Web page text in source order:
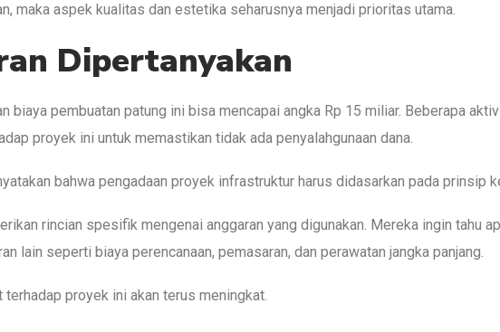
maka aspek kualitas dan estetika seharusnya menjadi prioritas utama.
Dipertanyakan
biaya pembuatan patung ini bisa mencapai angka Rp 15 miliar. Beberapa
proyek ini untuk memastikan tidak ada penyalahgunaan dana.
bahwa pengadaan proyek infrastruktur harus didasarkan pada prinsip
rincian spesifik mengenai anggaran yang digunakan. Mereka ingin tahu
lain seperti biaya perencanaan, pemasaran, dan perawatan jangka panjang.
proyek ini akan terus meningkat.